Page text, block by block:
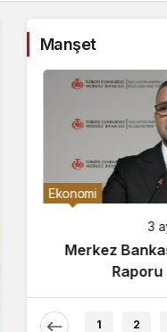
Gündüz
Gündüz
Gece
Gece
Sistem
Sistem
Manşet
Ekonomi
3
Merkez
Raporu
1 2